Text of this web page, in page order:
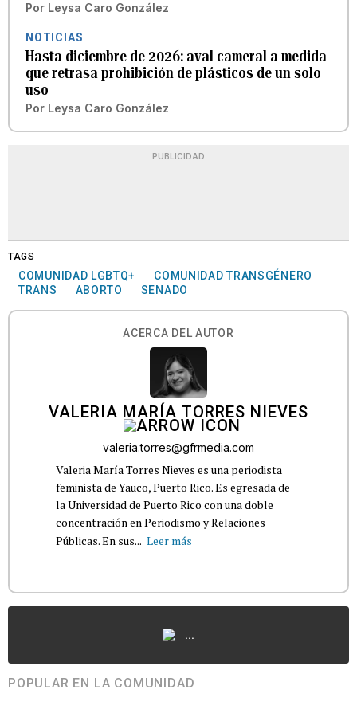
Por Leysa Caro González
NOTICIAS
Hasta diciembre de 2026: aval cameral a medida
que retrasa prohibición de plásticos de un solo
uso
Por Leysa Caro González
PUBLICIDAD
TAGS
COMUNIDAD LGBTQ+
COMUNIDAD TRANSGÉNERO
TRANS
ABORTO SENADO
ACERCA DEL AUTOR
VALERIA MARÍA TORRES NIEVES
valeria.torres@gfrmedia.com
Valeria María Torres Nieves es una periodista
feminista de Yauco, Puerto Rico. Es egresada de
la Universidad de Puerto Rico con una doble
concentración en Periodismo y Relaciones
Públicas. En sus... Leer más
...
POPULAR EN LA COMUNIDAD